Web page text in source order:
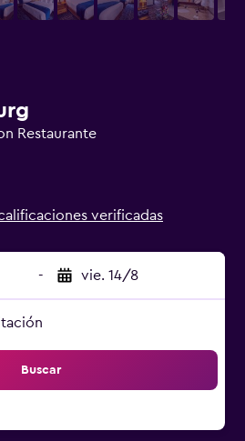
Restaurante
verificadas
- vie. 14/8
Buscar